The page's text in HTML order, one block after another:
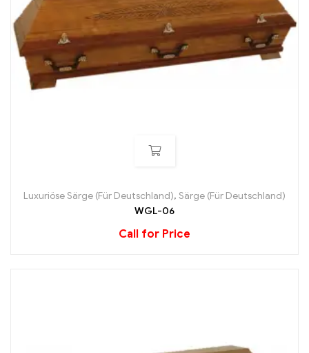
Luxuriöse Särge (Für Deutschland), Särge (Für Deutschland)
WGL-06
Call for Price